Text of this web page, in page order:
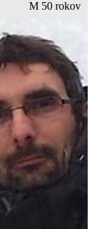
M 50 rokov